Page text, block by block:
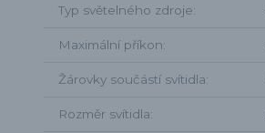
Typ světelného zdroje
Maximální příkon
Žárovky součástí svítidla
Rozměr svítidla